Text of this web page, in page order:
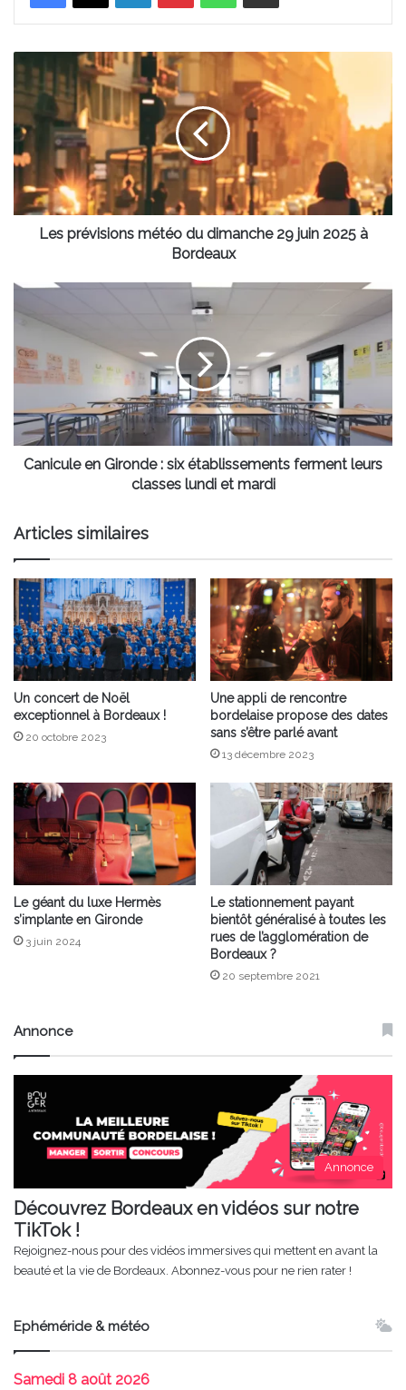
prévisions
météo
dimanche
29
2025
à
BordeauxLes prévisions météo du dimanche 29 juin 2025 à
Bordeaux
Canicule
Gironde
six
établissements
ferment
leurs
classes
lundi
Canicule en Gironde : six établissements ferment leurs
classes lundi et mardi
Articles similaires
Un concert de Noël
exceptionnel à Bordeaux !
20 octobre 2023
Une appli de rencontre
bordelaise propose des dates
sans s’être parlé avant
13 décembre 2023
Le géant du luxe Hermès
s’implante en Gironde
3 juin 2024
Le stationnement payant
bientôt généralisé à toutes les
rues de l’agglomération de
Bordeaux ?
20 septembre 2021
Annonce
Annonce
Découvrez Bordeaux en vidéos sur notre
TikTok !
Rejoignez-nous pour des vidéos immersives qui mettent en avant la
beauté et la vie de Bordeaux. Abonnez-vous pour ne rien rater !
Ephéméride & météo
Samedi 8 août 2026